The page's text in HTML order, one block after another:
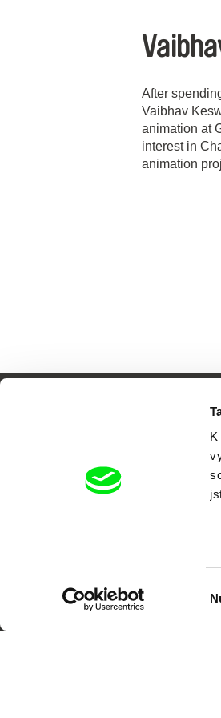
After
Vaibhav
animation at
interest in
animation